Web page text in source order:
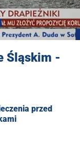
Śląskim -
przed